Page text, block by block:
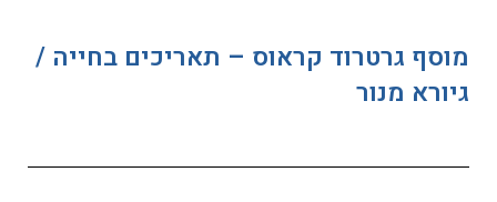
מוסף גרטרוד קראוס – תאריכים בחייה /
גיורא מנור